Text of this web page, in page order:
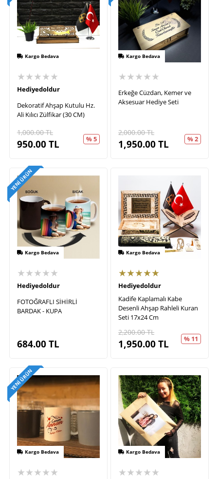
Kargo Bedava
★★★★★
Hediyedoldur
Dekoratif Ahşap Kutulu Hz.
Ali Kılıcı Zülfikar (30 CM)
1,000.00TL
950.00TL % 5
Kargo Bedava
★★★★★
Erkeğe Cüzdan, Kemer ve
Aksesuar Hediye Seti
2,000.00TL
1,950.00TL % 2
YENI ÜRÜN
Kargo Bedava
★★★★★
Hediyedoldur
FOTOĞRAFLI SİHİRLİ
BARDAK - KUPA
684.00TL
Kargo Bedava
★★★★★
Hediyedoldur
Kadife Kaplamalı Kabe
Desenli Ahşap Rahleli Kuran
Seti 17x24 Cm
2,200.00TL
1,950.00TL % 11
YENI ÜRÜN
Kargo Bedava
★★★★★
Kargo Bedava
★★★★★